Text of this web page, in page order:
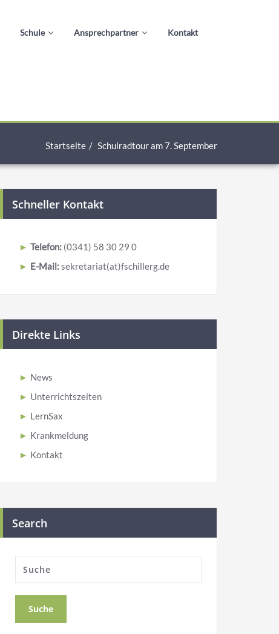
Schule Ansprechpartner Kontakt
Startseite Schulradtour am 7. September
Schneller Kontakt
Telefon: (0341) 58 30 29 0
E-Mail:sekretariat(at)fschillerg.de
Direkte Links
News
Unterrichtszeiten
LernSax
Krankmeldung
Kontakt
Search